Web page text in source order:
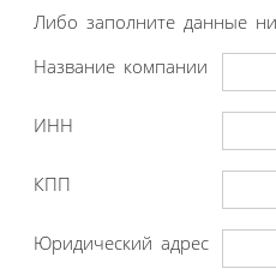
Либо заполните данные
Название компании
ИНН
КПП
Юридический адрес